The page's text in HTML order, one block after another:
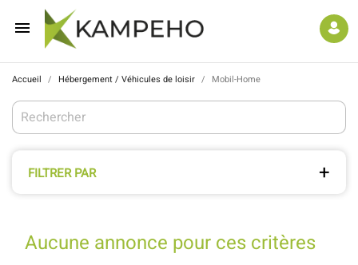

Accueil Hébergement / Véhicules de loisir Mobil-Home
FILTRER PAR
Aucune annonce pour ces critères